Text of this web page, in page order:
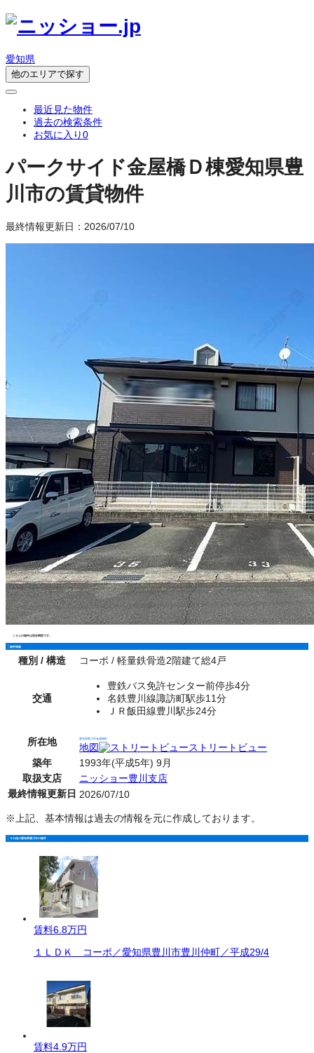
愛知県
他のエリアで探す
最近見た物件
過去の検索条件
お気に入り0
パークサイド金屋橋Ｄ棟愛知県豊
川市の賃貸物件
最終情報更新日：2026/07/10
こちらの物件は現在満室です。
物件情報
種別 / 構造 コーポ / 軽量鉄骨造2階建て総4戸
交通
豊鉄バス免許センター前停歩4分
名鉄豊川線諏訪町駅歩11分
ＪＲ飯田線豊川駅歩24分
所在地 愛知県豊川市金屋橋町
地図
ストリートビュー
築年
1993年(平成5年) 9月
取扱支店
ニッショー豊川支店
最終情報更新日 2026/07/10
※上記、基本情報は過去の情報を元に作成しております。
その他の愛知県豊川市の物件
賃料6.8万円
１ＬＤＫ コーポ／愛知県豊川市豊川仲町／平成29/4
賃料4.9万円